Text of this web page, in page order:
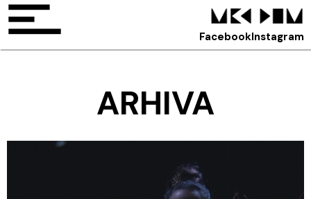
FacebookInstagram
ARHIVA